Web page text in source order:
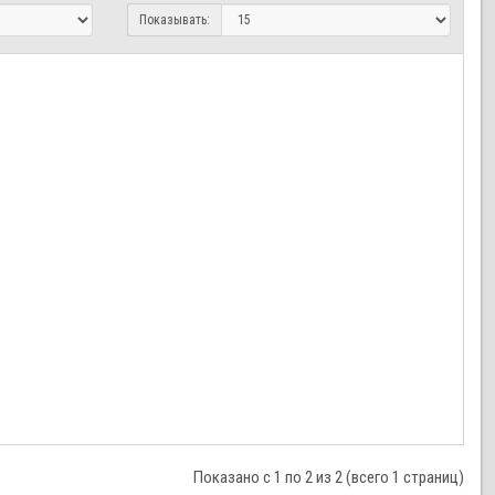
Показывать:
Показано с 1 по 2 из 2 (всего 1 страниц)